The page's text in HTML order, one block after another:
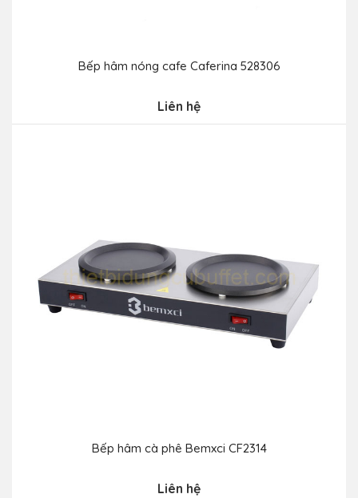
Bếp hâm nóng cafe Caferina 528306
Liên hệ
Bếp hâm cà phê Bemxci CF2314
Liên hệ